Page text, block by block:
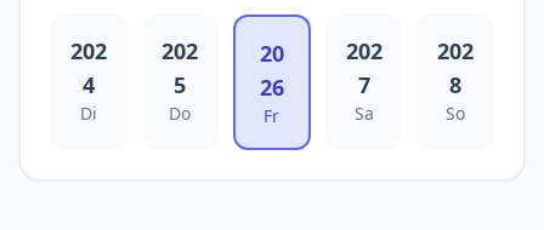
202
4
Di
202
5
Do
20
26
Fr
202
7
Sa
202
8
So